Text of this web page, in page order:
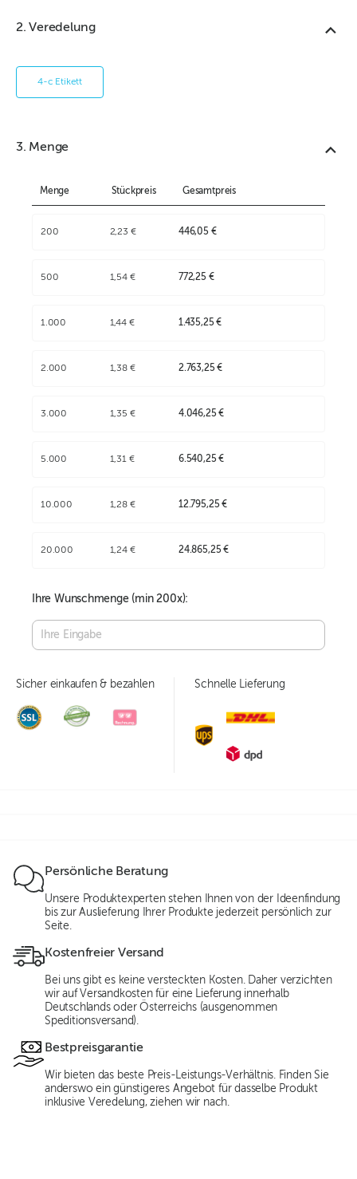
2. Veredelung
4-c Etikett
3. Menge
Menge Stückpreis Gesamtpreis
200 2,23 € 446,05 €
500 1,54 € 772,25 €
1.000 1,44 € 1.435,25 €
2.000 1,38 € 2.763,25 €
3.000 1,35 € 4.046,25 €
5.000 1,31 € 6.540,25 €
10.000 1,28 € 12.795,25 €
20.000 1,24 € 24.865,25 €
Ihre Wunschmenge (min200x):
Sicher einkaufen & bezahlen Schnelle Lieferung
Persönliche Beratung
Unsere Produktexperten stehen Ihnen von der Ideenfindung
bis zur Auslieferung Ihrer Produkte jederzeit persönlich zur
Seite.
Kostenfreier Versand
Bei uns gibt es keine versteckten Kosten. Daher verzichten
wir auf Versandkosten für eine Lieferung innerhalb
Deutschlands oder Österreichs (ausgenommen
Speditionsversand).
Bestpreisgarantie
Wir bieten das beste Preis-Leistungs-Verhältnis. Finden Sie
anderswo ein günstigeres Angebot für dasselbe Produkt
inklusive Veredelung, ziehen wir nach.